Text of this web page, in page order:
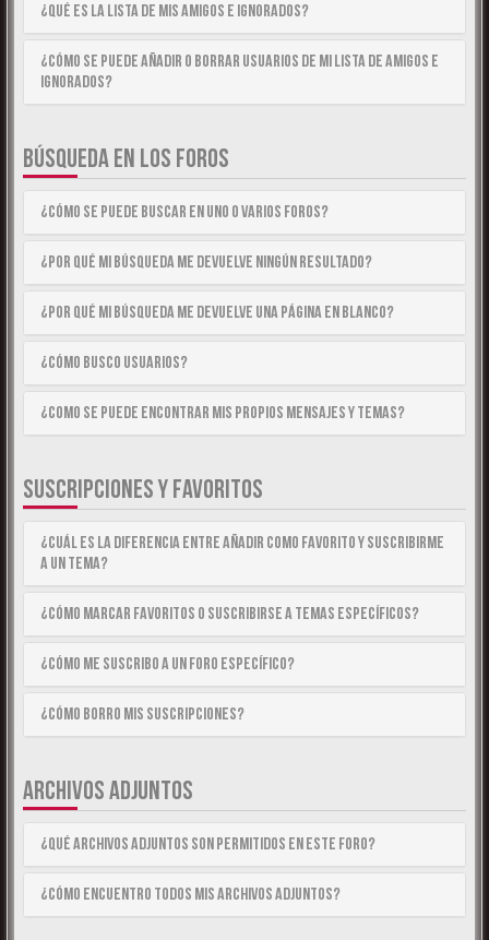
¿Qué es la lista de Mis Amigos e Ignorados?
¿Cómo se puede añadir o borrar usuarios de mi lista de Amigos e
Ignorados?
BÚSQUEDA EN LOS FOROS
¿Cómo se puede buscar en uno o varios foros?
¿Por qué mi búsqueda me devuelve ningún resultado?
¿Por qué mi búsqueda me devuelve una página en blanco?
¿Cómo busco usuarios?
¿Como se puede encontrar mis propios mensajes y temas?
SUSCRIPCIONES Y FAVORITOS
¿Cuál es la diferencia entre añadir como Favorito y suscribirme
a un tema?
¿Cómo marcar Favoritos o suscribirse a temas específicos?
¿Cómo me suscribo a un foro específico?
¿Cómo borro mis suscripciones?
ARCHIVOS ADJUNTOS
¿Qué archivos adjuntos son permitidos en este foro?
¿Cómo encuentro todos mis archivos adjuntos?